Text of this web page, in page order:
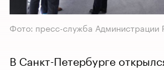
Фото: пресс-служба Администрации
В Санкт-Петербурге